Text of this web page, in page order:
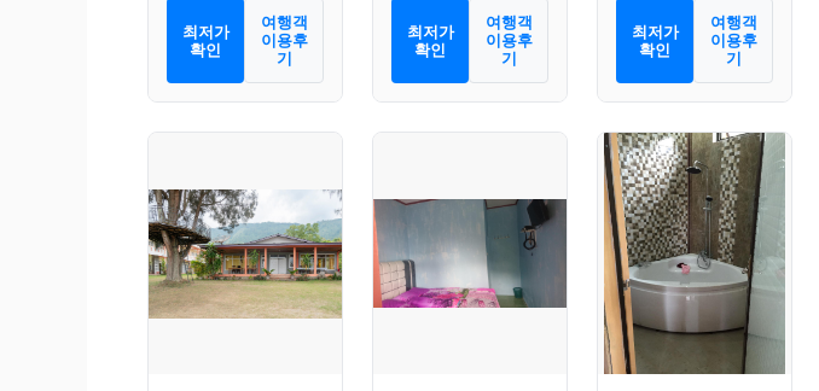
최저가
확인
여행객
이용후
기
최저가
확인
여행객
이용후
기
최저가
확인
여행객
이용후
기